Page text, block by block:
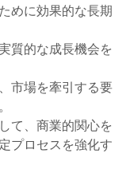
めに効果的な長期
質的な成長機会を
市場を牽引する要
て、商業的関心を
プロセスを強化す